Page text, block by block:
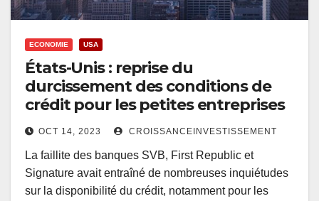
ECONOMIE USA
États-Unis : reprise du
durcissement des conditions de
crédit pour les petites entreprises
OCT 14, 2023 CROISSANCEINVESTISSEMENT
La faillite des banques SVB, First Republic et
Signature avait entraîné de nombreuses inquiétudes
sur la disponibilité du crédit, notamment pour les